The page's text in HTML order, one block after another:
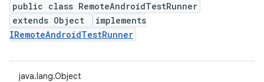
public class RemoteAndroidTestRunner
extends Object
implements
IRemoteAndroidTestRunner
java.lang.Object